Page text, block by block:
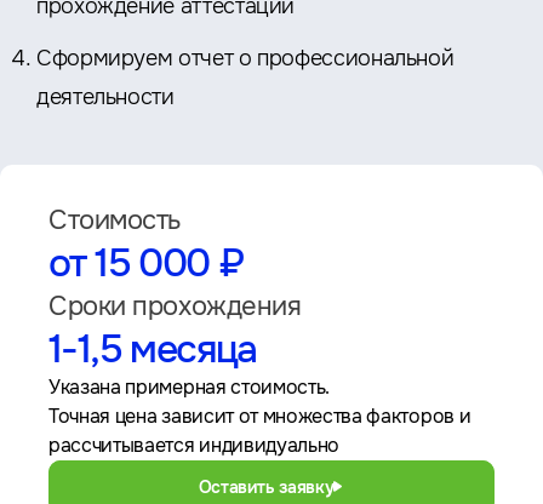
прохождение аттестации
Сформируем отчет о профессиональной
деятельности
Стоимость
от 15 000 ₽
Сроки прохождения
1-1,5 месяца
Указана примерная стоимость.
Точная цена зависит от множества факторов и
рассчитывается индивидуально
Оставить заявку